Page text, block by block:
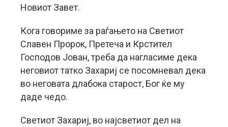
Новиот Завет.
Кога говориме за раѓањето на Светиот
Славен Пророк, Претеча и Крстител
Господов Јован, треба да нагласиме дека
неговиот татко Захариј се посомневал дека
во неговата длабока старост, Бог ќе му
даде чедо.
Светиот Захариј, во најсветиот дел на